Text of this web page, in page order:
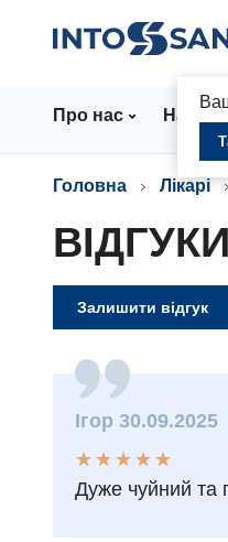
Про нас
Головна Лікарі
Залишити відгук
Ігор 30.09.2025
★
★
★
★
★
★ ★ ★ ★ ★
Дуже чуйний та